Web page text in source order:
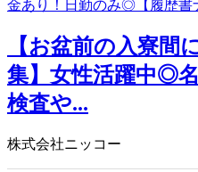
【お盆前の入寮間
集】女性活躍中◎
検査や...
株式会社ニッコー